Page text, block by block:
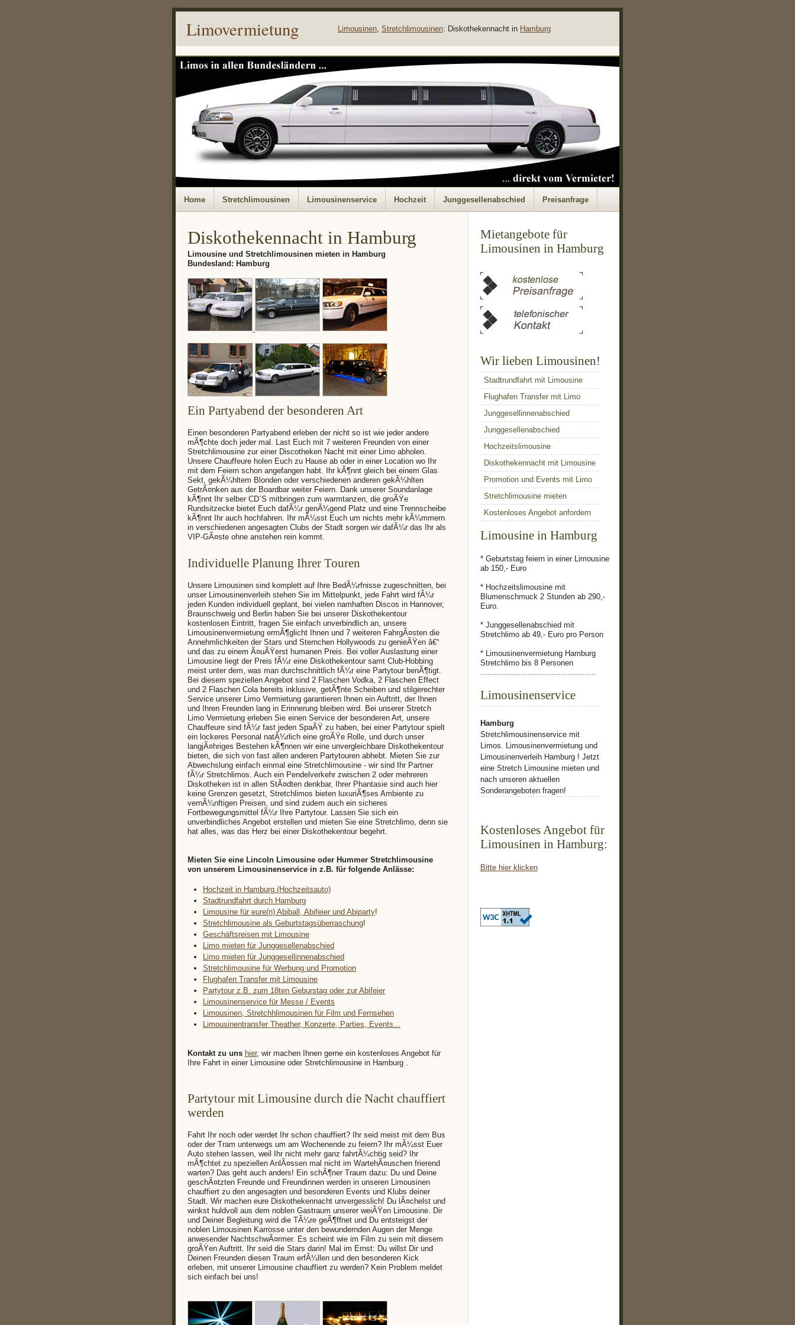
Limovermietung Limousinen, Stretchlimousinen: Diskothekennacht in Hamburg
Home Stretchlimousinen Limousinenservice Hochzeit Junggesellenabschied Preisanfrage
Diskothekennacht in Hamburg
Limousine und Stretchlimousinen mieten in Hamburg
Bundesland: Hamburg
Ein Partyabend der besonderen Art
Einen besonderen Partyabend erleben der nicht so ist wie jeder andere
mÃ¶chte doch jeder mal. Last Euch mit 7 weiteren Freunden von einer
Stretchlimousine zur einer Discotheken Nacht mit einer Limo abholen.
Unsere Chauffeure holen Euch zu Hause ab oder in einer Location wo Ihr
mit dem Feiern schon angefangen habt. Ihr kÃ¶nnt gleich bei einem Glas
Sekt, gekÃ¼hltem Blonden oder verschiedenen anderen gekÃ¼hlten
GetrÃ¤nken aus der Boardbar weiter Feiern. Dank unserer Soundanlage
kÃ¶nnt Ihr selber CD`S mitbringen zum warmtanzen, die groÃŸe
Rundsitzecke bietet Euch dafÃ¼r genÃ¼gend Platz und eine Trennscheibe
kÃ¶nnt Ihr auch hochfahren. Ihr mÃ¼sst Euch um nichts mehr kÃ¼mmern
in verschiedenen angesagten Clubs der Stadt sorgen wir dafÃ¼r das Ihr als
VIP-GÃ¤ste ohne anstehen rein kommt.
Individuelle Planung Ihrer Touren
Unsere Limousinen sind komplett auf Ihre BedÃ¼rfnisse zugeschnitten, bei
unser Limousinenverleih stehen Sie im Mittelpunkt, jede Fahrt wird fÃ¼r
jeden Kunden individuell geplant, bei vielen namhaften Discos in Hannover,
Braunschweig und Berlin haben Sie bei unserer Diskothekentour
kostenlosen Eintritt, fragen Sie einfach unverbindlich an, unsere
Limousinenvermietung ermÃ¶glicht Ihnen und 7 weiteren FahrgÃ¤sten die
Annehmlichkeiten der Stars und Sternchen Hollywoods zu genieÃŸen â€“
und das zu einem Ã¤uÃŸerst humanen Preis. Bei voller Auslastung einer
Limousine liegt der Preis fÃ¼r eine Diskothekentour samt Club-Hobbing
meist unter dem, was man durchschnittlich fÃ¼r eine Partytour benÃ¶tigt.
Bei diesem speziellen Angebot sind 2 Flaschen Vodka, 2 Flaschen Effect
und 2 Flaschen Cola bereits inklusive, getÃ¶nte Scheiben und stilgerechter
Service unserer Limo Vermietung garantieren Ihnen ein Auftritt, der Ihnen
und Ihren Freunden lang in Erinnerung bleiben wird. Bei unserer Stretch
Limo Vermietung erleben Sie einen Service der besonderen Art, unsere
Chauffeure sind fÃ¼r fast jeden SpaÃŸ zu haben, bei einer Partytour spielt
ein lockeres Personal natÃ¼rlich eine groÃŸe Rolle, und durch unser
langjÃ¤hriges Bestehen kÃ¶nnen wir eine unvergleichbare Diskothekentour
bieten, die sich von fast allen anderen Partytouren abhebt. Mieten Sie zur
Abwechslung einfach einmal eine Stretchlimousine - wir sind Ihr Partner
fÃ¼r Stretchlimos. Auch ein Pendelverkehr zwischen 2 oder mehreren
Diskotheken ist in allen StÃ¤dten denkbar, Ihrer Phantasie sind auch hier
keine Grenzen gesetzt, Stretchlimos bieten luxuriÃ¶ses Ambiente zu
vernÃ¼nftigen Preisen, und sind zudem auch ein sicheres
Fortbewegungsmittel fÃ¼r Ihre Partytour. Lassen Sie sich ein
unverbindliches Angebot erstellen und mieten Sie eine Stretchlimo, denn sie
hat alles, was das Herz bei einer Diskothekentour begehrt.
Mieten Sie eine Lincoln Limousine oder Hummer Stretchlimousine
von unserem Limousinenservice in z.B. für folgende Anlässe:
Hochzeit in Hamburg (Hochzeitsauto)
Stadtrundfahrt durch Hamburg
Limousine für eure(n) Abiball, Abifeier und Abiparty!
Stretchlimousine als Geburtstagsüberraschung!
Geschäftsreisen mit Limousine
Limo mieten für Junggesellenabschied
Limo mieten für Junggesellinnenabschied
Stretchlimousine für Werbung und Promotion
Flughafen Transfer mit Limousine
Partytour z.B. zum 18ten Geburstag oder zur Abifeier
Limousinenservice für Messe / Events
Limousinen, Stretchhlimousinen für Film und Fernsehen
Limousinentransfer Theather, Konzerte, Parties, Events...
Kontakt zu uns hier, wir machen Ihnen gerne ein kostenloses Angebot für
Ihre Fahrt in einer Limousine oder Stretchlimousine in Hamburg .
Partytour mit Limousine durch die Nacht chauffiert
werden
Fahrt Ihr noch oder werdet Ihr schon chauffiert? Ihr seid meist mit dem Bus
oder der Tram unterwegs um am Wochenende zu feiern? Ihr mÃ¼sst Euer
Auto stehen lassen, weil Ihr nicht mehr ganz fahrtÃ¼chtig seid? Ihr
mÃ¶chtet zu speziellen AnlÃ¤ssen mal nicht im WartehÃ¤uschen frierend
warten? Das geht auch anders! Ein schÃ¶ner Traum dazu: Du und Deine
geschÃ¤tzten Freunde und Freundinnen werden in unseren Limousinen
chauffiert zu den angesagten und besonderen Events und Klubs deiner
Stadt. Wir machen eure Diskothekennacht unvergesslich! Du lÃ¤chelst und
winkst huldvoll aus dem noblen Gastraum unserer weiÃŸen Limousine. Dir
und Deiner Begleitung wird die TÃ¼re geÃ¶ffnet und Du entsteigst der
noblen Limousinen Karrosse unter den bewundernden Augen der Menge
anwesender NachtschwÃ¤rmer. Es scheint wie im Film zu sein mit diesem
groÃŸen Auftritt. Ihr seid die Stars darin! Mal im Ernst: Du willst Dir und
Deinen Freunden diesen Traum erfÃ¼llen und den besonderen Kick
erleben, mit unserer Limousine chauffiert zu werden? Kein Problem meldet
sich einfach bei uns!
Mietangebote für
Limousinen in Hamburg
Wir lieben Limousinen!
Stadtrundfahrt mit Limousine
Flughafen Transfer mit Limo
Junggesellinnenabschied
Junggesellenabschied
Hochzeitslimousine
Diskothekennacht mit Limousine
Promotion und Events mit Limo
Stretchlimousine mieten
Kostenloses Angebot anfordern
Limousine in Hamburg
* Geburtstag feiern in einer Limousine
ab 150,- Euro
* Hochzeitslimousine mit
Blumenschmuck 2 Stunden ab 290,-
Euro.
* Junggesellenabschied mit
Stretchlimo ab 49,- Euro pro Person
* Limousinenvermietung Hamburg
Stretchlimo bis 8 Personen
.................................................
Limousinenservice
Hamburg
Stretchlimousinenservice mit
Limos. Limousinenvermietung und
Limousinenverleih Hamburg ! Jetzt
eine Stretch Limousine mieten und
nach unseren aktuellen
Sonderangeboten fragen!
Kostenloses Angebot für
Limousinen in Hamburg:
Bitte hier klicken